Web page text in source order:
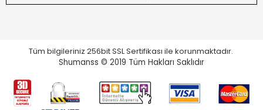
Tüm bilgileriniz 256bit SSL Sertifikası ile korunmaktadır.
Shumanss © 2019 Tüm Hakları Saklıdır